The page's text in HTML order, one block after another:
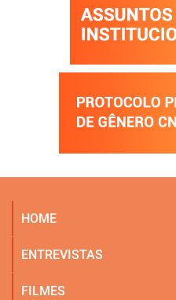
HOME
ENTREVISTAS
FILMES